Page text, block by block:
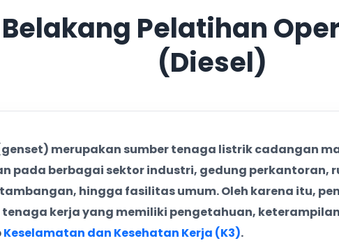
Sept & 1–2 Oktober 2026
Oktober 2026
Operator Genset (Diesel)
Pelatihan
(Diesel)
merupakan sumber tenaga listrik cadangan
pada berbagai sektor industri, gedung perkantoran,
hingga fasilitas umum. Oleh karena itu,
kerja yang memiliki pengetahuan,
Keselamatan dan Kesehatan Kerja (K3).